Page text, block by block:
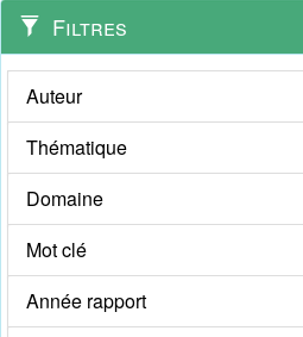
Filtres
Auteur
Thématique
Domaine
Mot clé
Année rapport